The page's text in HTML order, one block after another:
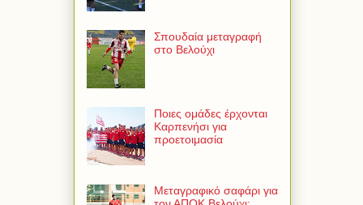
Σπουδαία μεταγραφή
στο Βελούχι
Ποιες ομάδες έρχονται
Καρπενήσι για
προετοιμασία
Μεταγραφικό σαφάρι για